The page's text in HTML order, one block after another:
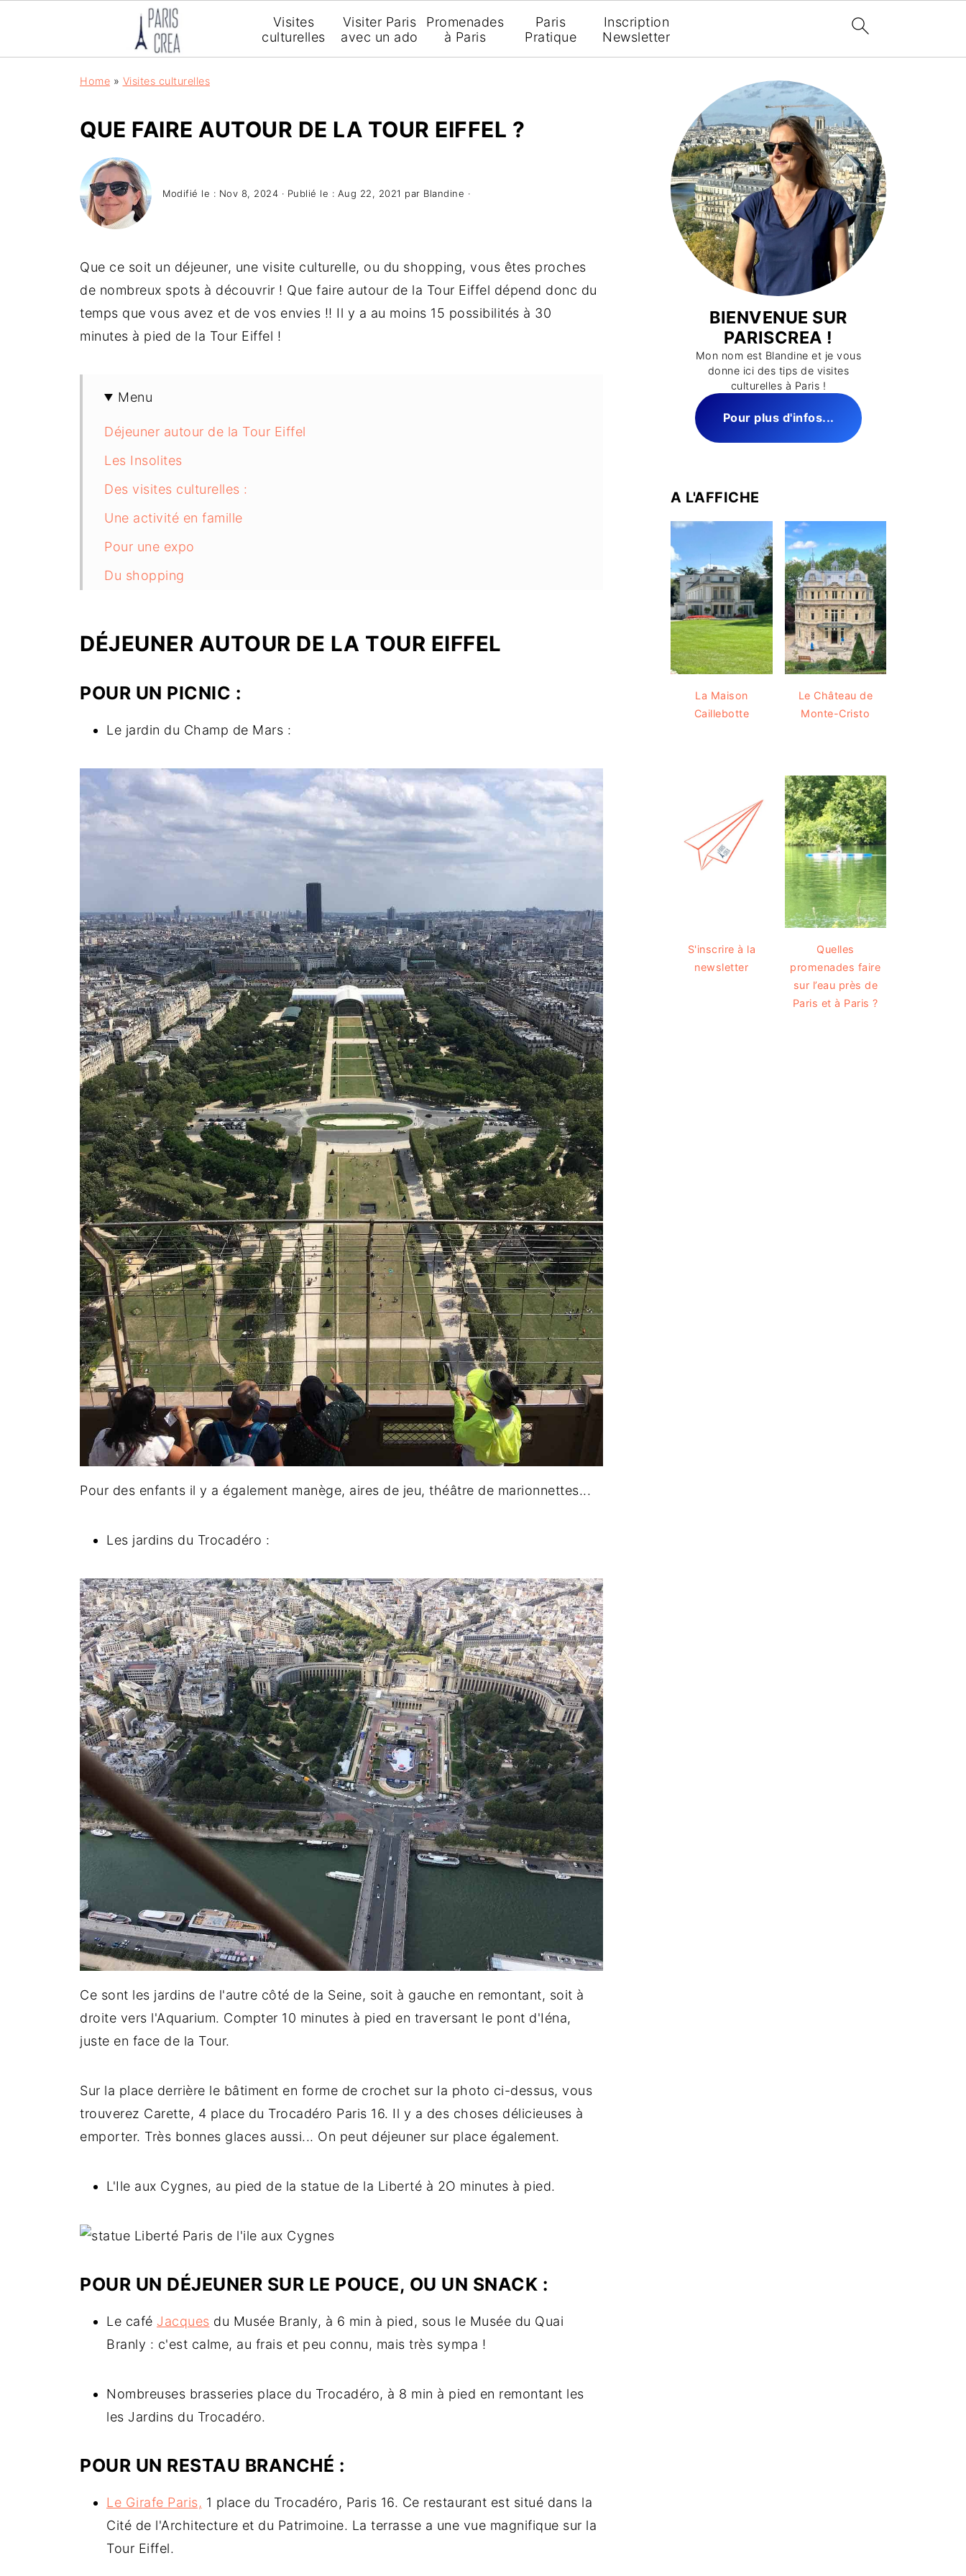
Visites
culturelles
Visiter Paris
avec un ado
Promenades
à Paris
Paris
Pratique
Inscription
Newsletter
Home » Visites culturelles
QUE FAIRE AUTOUR DE LA TOUR EIFFEL ?
Modifié le : Nov 8, 2024 · Publié le : Aug 22, 2021 par Blandine ·
Que ce soit un déjeuner, une visite culturelle, ou du shopping, vous êtes proches
de nombreux spots à découvrir ! Que faire autour de la Tour Eiffel dépend donc du
temps que vous avez et de vos envies !! Il y a au moins 15 possibilités à 30
minutes à pied de la Tour Eiffel !
Menu
Déjeuner autour de la Tour Eiffel
Les Insolites
Des visites culturelles :
Une activité en famille
Pour une expo
Du shopping
DÉJEUNER AUTOUR DE LA TOUR EIFFEL
POUR UN PICNIC :
Le jardin du Champ de Mars :
Pour des enfants il y a également manège, aires de jeu, théâtre de marionnettes...
Les jardins du Trocadéro :
Ce sont les jardins de l'autre côté de la Seine, soit à gauche en remontant, soit à
droite vers l'Aquarium. Compter 10 minutes à pied en traversant le pont d'Iéna,
juste en face de la Tour.
Sur la place derrière le bâtiment en forme de crochet sur la photo ci-dessus, vous
trouverez Carette, 4 place du Trocadéro Paris 16. Il y a des choses délicieuses à
emporter. Très bonnes glaces aussi... On peut déjeuner sur place également.
L'Ile aux Cygnes, au pied de la statue de la Liberté à 2O minutes à pied.
POUR UN DÉJEUNER SUR LE POUCE, OU UN SNACK :
Le café Jacques du Musée Branly, à 6 min à pied, sous le Musée du Quai
Branly : c'est calme, au frais et peu connu, mais très sympa !
Nombreuses brasseries place du Trocadéro, à 8 min à pied en remontant les
les Jardins du Trocadéro.
POUR UN RESTAU BRANCHÉ :
Le Girafe Paris, 1 place du Trocadéro, Paris 16. Ce restaurant est situé dans la
Cité de l'Architecture et du Patrimoine. La terrasse a une vue magnifique sur la
Tour Eiffel.
BIENVENUE SUR
PARISCREA !
Mon nom est Blandine et je vous
donne ici des tips de visites
culturelles à Paris !
Pour plus d'infos...
A L'AFFICHE
La Maison
Caillebotte
Le Château de
Monte-Cristo
S'inscrire à la
newsletter
Quelles
promenades faire
sur l’eau près de
Paris et à Paris ?